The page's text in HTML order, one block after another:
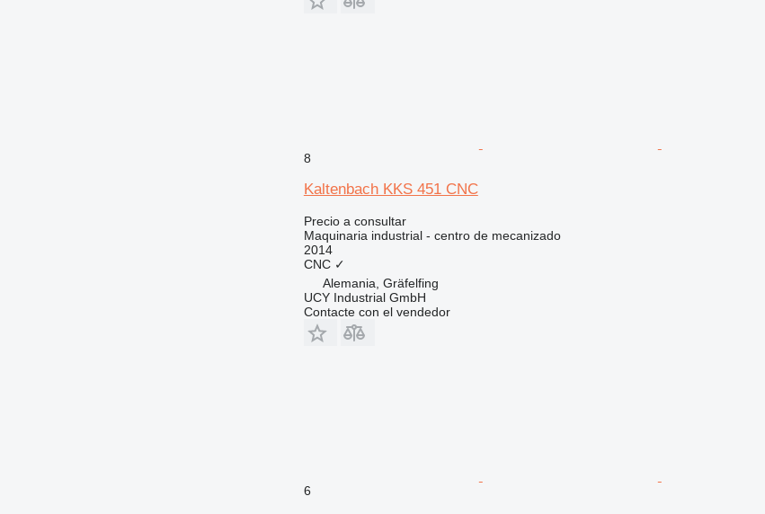
8
Kaltenbach KKS 451 CNC
Precio a consultar
Maquinaria industrial - centro de mecanizado
2014
CNC ✓
Alemania, Gräfelfing
UCY Industrial GmbH
Contacte con el vendedor
6